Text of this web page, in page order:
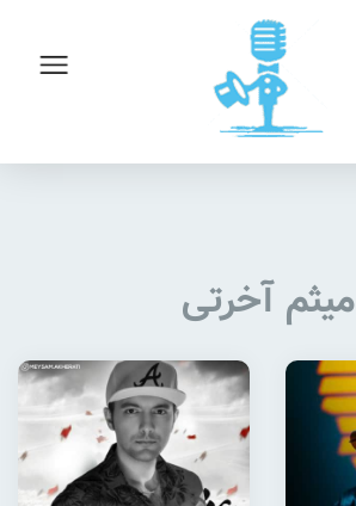
میثم آخرتی